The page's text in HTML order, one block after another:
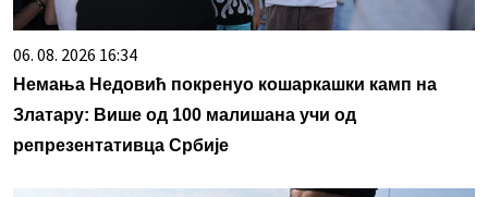
06. 08. 2026 16:34
Немања Недовић покренуо кошаркашки камп на
Златару: Више од 100 малишана учи од
репрезентативца Србије